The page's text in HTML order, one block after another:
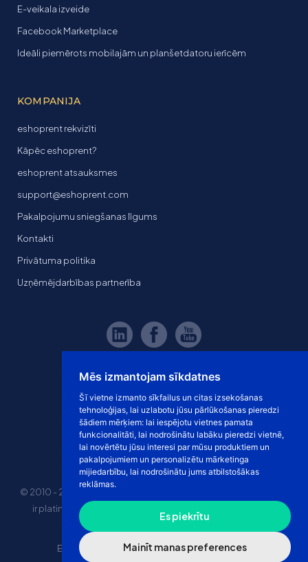
Mēs izmantojam sīkdatnes
Šī vietne izmanto sīkfailus un citas izsekošanas
tehnoloģijas, lai uzlabotu jūsu pārlūkošanas pieredzi
šādiem mērķiem: lai iespējotu vietnes pamata
funkcionalitāti, lai nodrošinātu labāku pieredzi vietnē,
lai novērtētu jūsu interesi par mūsu produktiem un
pakalpojumiem un personalizētu mārketinga
mijiedarbību, lai nodrošinātu jums atbilstošākas
reklāmas.
Es piekrītu
Mainīt manas preferences
E-veikala izveide
Facebook Marketplace
Ideāli piemērots mobilajām un planšetdatoru ierīcēm
KOMPANIJA
eshoprent rekvizīti
Kāpēc eshoprent?
eshoprent atsauksmes
support@eshoprent.com
Pakalpojumu sniegšanas līgums
Kontakti
Privātuma politika
Uzņēmējdarbības partnerība
© 2010 - 2026 eshoprent prekinis ženklas saugomas. Kopijuoti
ir platinti svetainės turinį be sutikimo griežtai draudžiama.
Kainos nurodytos be PVM
E-veikala īres cena
“Dropshipping” e-veikals